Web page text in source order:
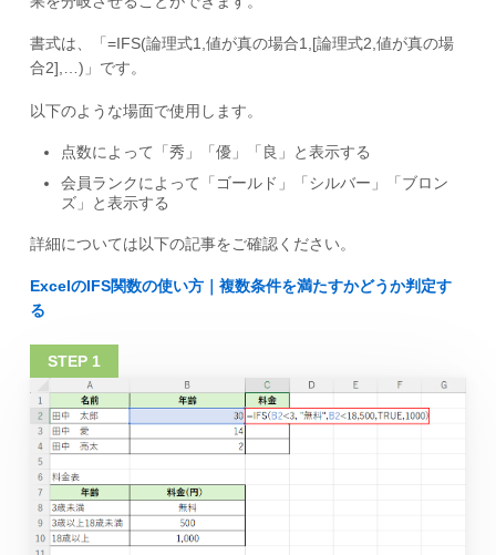
書式は、「=IFS(論理式1,値が真の場合1,[論理式2,値が真の場
合2],…)」です。
以下のような場面で使用します。
点数によって「秀」「優」「良」と表示する
会員ランクによって「ゴールド」「シルバー」「ブロン
ズ」と表示する
詳細については以下の記事をご確認ください。
ExcelのIFS関数の使い方｜複数条件を満たすかどうか判定す
る